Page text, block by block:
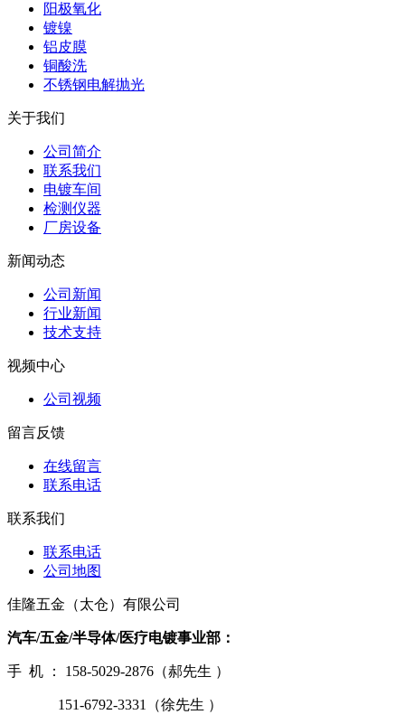
阳极氧化
镀镍
铝皮膜
铜酸洗
不锈钢电解抛光
关于我们
公司简介
联系我们
电镀车间
检测仪器
厂房设备
新闻动态
公司新闻
行业新闻
技术支持
视频中心
公司视频
留言反馈
在线留言
联系电话
联系我们
联系电话
公司地图
佳隆五金（太仓）有限公司
汽车/五金/半导体/医疗电镀事业部：
手 机 ： 158-5029-2876（郝先生 ）
151-6792-3331（徐先生 ）